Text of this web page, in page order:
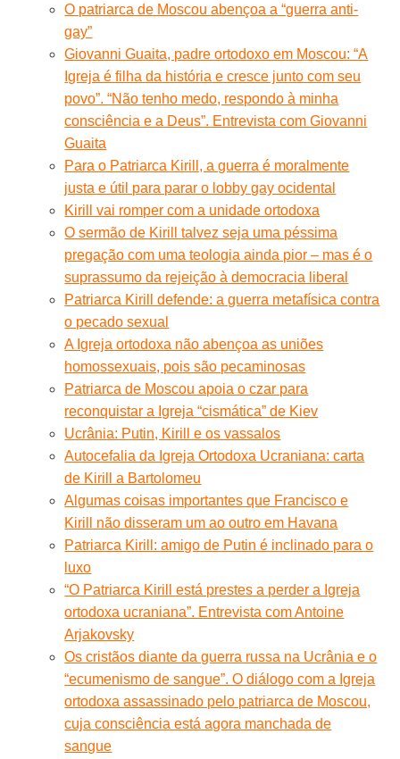
O patriarca de Moscou abençoa a “guerra anti-
gay”
Giovanni Guaita, padre ortodoxo em Moscou: “A
Igreja é filha da história e cresce junto com seu
povo”. “Não tenho medo, respondo à minha
consciência e a Deus”. Entrevista com Giovanni
Guaita
Para o Patriarca Kirill, a guerra é moralmente
justa e útil para parar o lobby gay ocidental
Kirill vai romper com a unidade ortodoxa
O sermão de Kirill talvez seja uma péssima
pregação com uma teologia ainda pior – mas é o
suprassumo da rejeição à democracia liberal
Patriarca Kirill defende: a guerra metafísica contra
o pecado sexual
A Igreja ortodoxa não abençoa as uniões
homossexuais, pois são pecaminosas
Patriarca de Moscou apoia o czar para
reconquistar a Igreja “cismática” de Kiev
Ucrânia: Putin, Kirill e os vassalos
Autocefalia da Igreja Ortodoxa Ucraniana: carta
de Kirill a Bartolomeu
Algumas coisas importantes que Francisco e
Kirill não disseram um ao outro em Havana
Patriarca Kirill: amigo de Putin é inclinado para o
luxo
“O Patriarca Kirill está prestes a perder a Igreja
ortodoxa ucraniana”. Entrevista com Antoine
Arjakovsky
Os cristãos diante da guerra russa na Ucrânia e o
“ecumenismo de sangue”. O diálogo com a Igreja
ortodoxa assassinado pelo patriarca de Moscou,
cuja consciência está agora manchada de
sangue